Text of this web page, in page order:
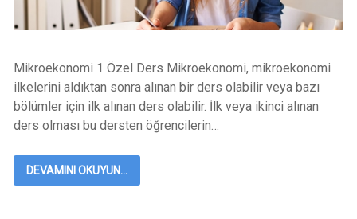
Mikroekonomi 1 Özel Ders Mikroekonomi, mikroekonomi
ilkelerini aldıktan sonra alınan bir ders olabilir veya bazı
bölümler için ilk alınan ders olabilir. İlk veya ikinci alınan
ders olması bu dersten öğrencilerin…
DEVAMINI OKUYUN...